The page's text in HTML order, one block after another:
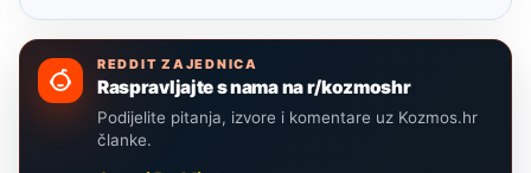
REDDIT ZAJEDNICA
Raspravljajte s nama na r/kozmoshr
Podijelite pitanja, izvore i komentare uz Kozmos.hr
članke.